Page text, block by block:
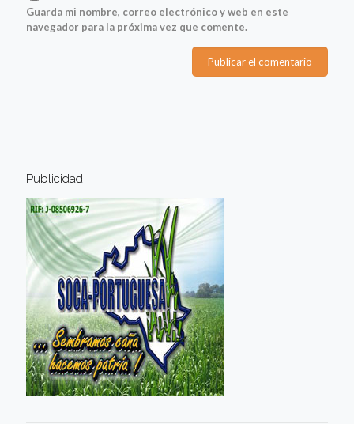
Guarda mi nombre, correo electrónico y web en este
navegador para la próxima vez que comente.
Publicidad